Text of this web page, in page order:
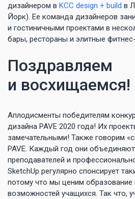
дизайнером в KCC design + build в
Йорк). Ее команда дизайнеров
и гостиничными проектами в
бары, рестораны и элитные
Поздравляем
и восхищаемся!
Аплодисменты победителям
дизайна PAVE 2020 года! Их
замечательными! Также говорим
PAVE. Каждый год они объединяют
преподавателей и
SketchUp регулярно спонсирует
потому что мы ценим образование
возможностей учащихся. Так что,